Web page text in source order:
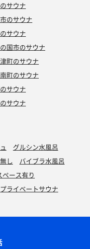
サウナ
のサウナ
サウナ
国市のサウナ
町のサウナ
町のサウナ
サウナ
サウナ
グルシン水風呂
し
バイブラ水風呂
ペース有り
プライベートサウナ